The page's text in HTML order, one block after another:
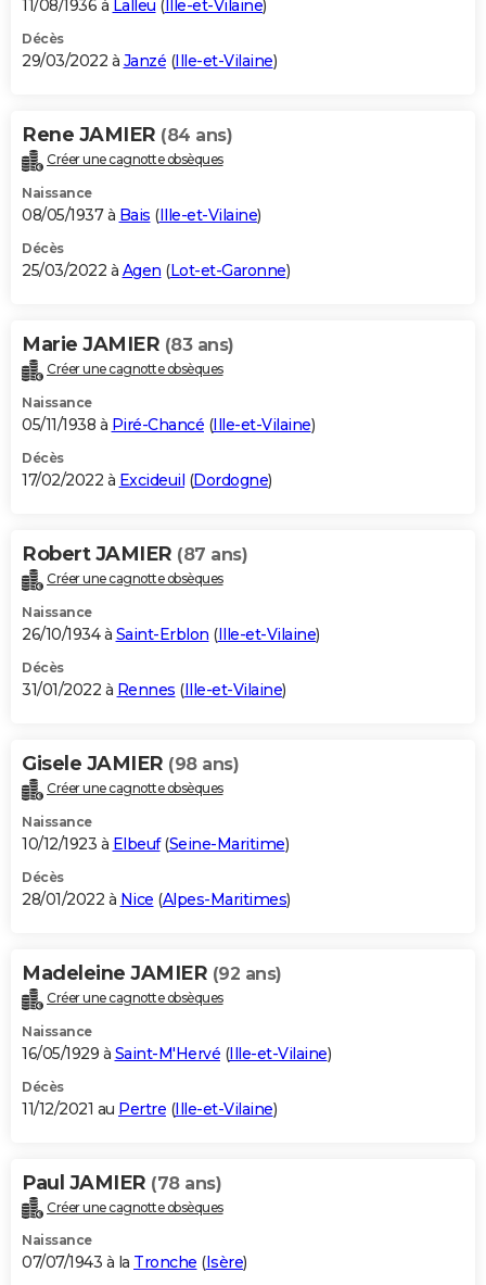
11/08/1936 à Lalleu ( Ille-et-Vilaine)
Décès
29/03/2022 à Janzé (Ille-et-Vilaine)
Rene JAMIER (84 ans)
Créer une cagnotte obsèques
Naissance
08/05/1937 à Bais (Ille-et-Vilaine)
Décès
25/03/2022 à Agen (Lot-et-Garonne)
Marie JAMIER (83 ans)
Créer une cagnotte obsèques
Naissance
05/11/1938 à Piré-Chancé (Ille-et-Vilaine)
Décès
17/02/2022 à Excideuil (Dordogne)
Robert JAMIER (87 ans)
Créer une cagnotte obsèques
Naissance
26/10/1934 à Saint-Erblon (Ille-et-Vilaine)
Décès
31/01/2022 à Rennes (Ille-et-Vilaine)
Gisele JAMIER (98 ans)
Créer une cagnotte obsèques
Naissance
10/12/1923 à Elbeuf(Seine-Maritime)
Décès
28/01/2022 à Nice (Alpes-Maritimes)
Madeleine JAMIER (92 ans)
Créer une cagnotte obsèques
Naissance
16/05/1929 à Saint-M'Hervé (Ille-et-Vilaine)
Décès
11/12/2021 au Pertre (Ille-et-Vilaine)
Paul JAMIER (78 ans)
Créer une cagnotte obsèques
Naissance
07/07/1943 à la Tronche (Isère)